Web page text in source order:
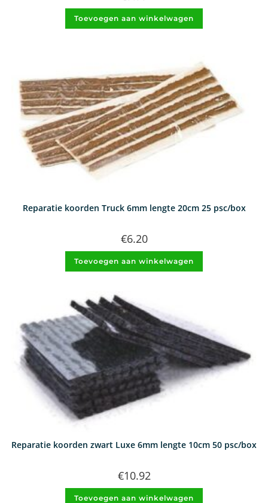
Toevoegen aan winkelwagen
Reparatie koorden Truck 6mm lengte 20cm 25 psc/box
€6.20
Toevoegen aan winkelwagen
Reparatie koorden zwart Luxe 6mm lengte 10cm 50 psc/box
€10.92
Toevoegen aan winkelwagen